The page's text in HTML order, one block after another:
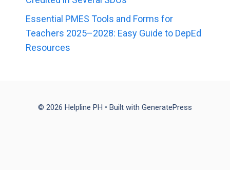
Essential PMES Tools and Forms for
Teachers 2025–2028: Easy Guide to DepEd
Resources
© 2026 Helpline PH • Built with GeneratePress